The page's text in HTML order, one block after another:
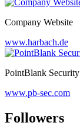
Company Website
www.harbach.de
PointBlank Security
www.pb-sec.com
Followers